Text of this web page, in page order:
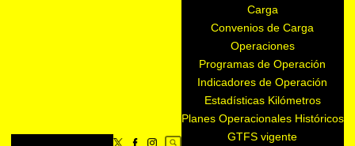
Carga
Convenios de Carga
Operaciones
Programas de Operación
Indicadores de Operación
Estadísticas Kilómetros
Planes Operacionales Históricos
GTFS vigente